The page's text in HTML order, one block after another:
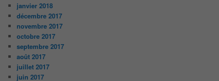
janvier 2018
décembre 2017
novembre 2017
octobre 2017
septembre 2017
août 2017
juillet 2017
juin 2017